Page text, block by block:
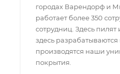
городах Варендорф и
работает более 350
сотрудниц. Здесь пилят
здесь разрабатываются
производятся наши
покрытия.